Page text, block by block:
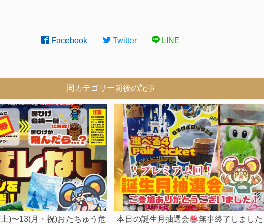
Facebook Twitter LINE
同カテゴリー前後の記事
)〜13(月・祝)おたちゅう危
本日の誕生月抽選会 無事終了しました